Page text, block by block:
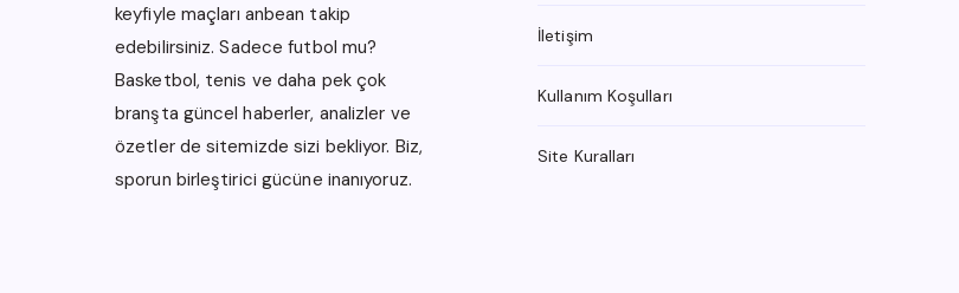
keyfiyle maçları anbean takip
edebilirsiniz. Sadece futbol mu?
Basketbol, tenis ve daha pek çok
branşta güncel haberler, analizler ve
özetler de sitemizde sizi bekliyor. Biz,
sporun birleştirici gücüne inanıyoruz.
İletişim
Kullanım Koşulları
Site Kuralları